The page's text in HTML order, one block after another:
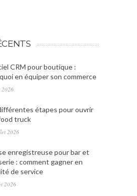
CRM pour boutique :
en équiper son commerce
étapes pour ouvrir
truck
2026
enregistreuse pour bar et
: comment gagner en
de service
2026